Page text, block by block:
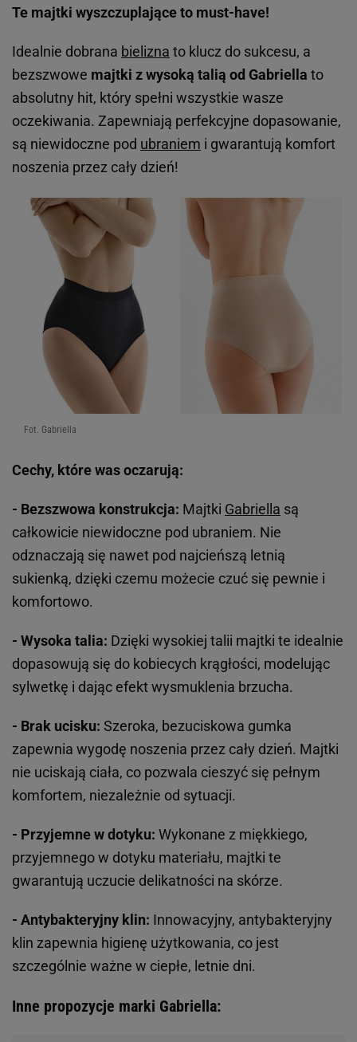
Te majtki wyszczuplające to must-have!
Idealnie dobrana bielizna to klucz do sukcesu, a
bezszwowe majtki z wysoką talią od Gabriella to
absolutny hit, który spełni wszystkie wasze
oczekiwania. Zapewniają perfekcyjne dopasowanie,
są niewidoczne pod ubraniem i gwarantują komfort
noszenia przez cały dzień!
Fot. Gabriella
Cechy, które was oczarują:
- Bezszwowa konstrukcja: Majtki Gabriella są
całkowicie niewidoczne pod ubraniem. Nie
odznaczają się nawet pod najcieńszą letnią
sukienką, dzięki czemu możecie czuć się pewnie i
komfortowo.
- Wysoka talia: Dzięki wysokiej talii majtki te idealnie
dopasowują się do kobiecych krągłości, modelując
sylwetkę i dając efekt wysmuklenia brzucha.
- Brak ucisku: Szeroka, bezuciskowa gumka
zapewnia wygodę noszenia przez cały dzień. Majtki
nie uciskają ciała, co pozwala cieszyć się pełnym
komfortem, niezależnie od sytuacji.
- Przyjemne w dotyku: Wykonane z miękkiego,
przyjemnego w dotyku materiału, majtki te
gwarantują uczucie delikatności na skórze.
- Antybakteryjny klin: Innowacyjny, antybakteryjny
klin zapewnia higienę użytkowania, co jest
szczególnie ważne w ciepłe, letnie dni.
Inne propozycje marki Gabriella: